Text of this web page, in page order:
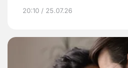
20:10 / 25.07.26